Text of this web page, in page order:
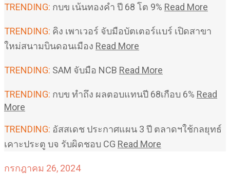
TRENDING: กบข เน้นทองคำ ปี 68 โต 9% Read More
TRENDING: คิง เพาเวอร์ จับมือบัตเตอร์แบร์ เปิดสาขา
ใหม่สนามบินดอนเมือง Read More
TRENDING: SAM จับมือ NCB Read More
TRENDING: กบข ทำถึง ผลตอบแทนปี 68เกือบ 6% Read
More
TRENDING: อัสสเดช ประกาศแผน 3 ปี ตลาดฯใช้กลยุทธ์
เคาะประตู บจ รับผิดชอบ CG Read More
กรกฎาคม 26, 2024